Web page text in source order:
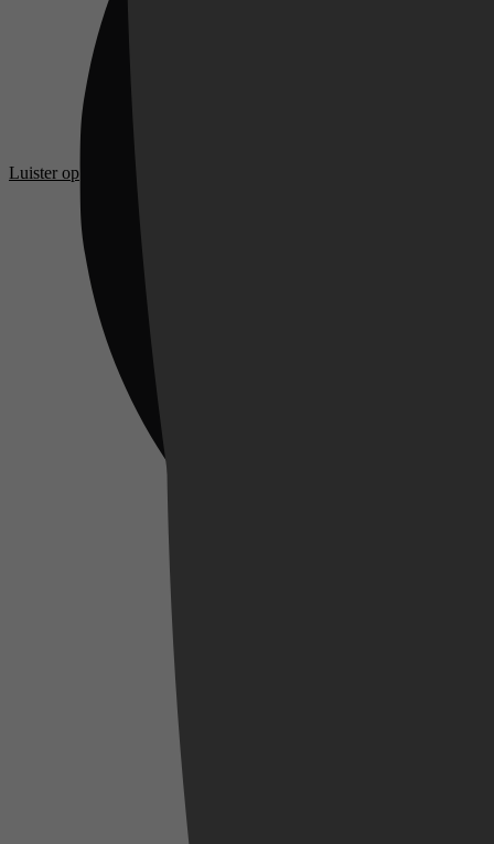
Luister op